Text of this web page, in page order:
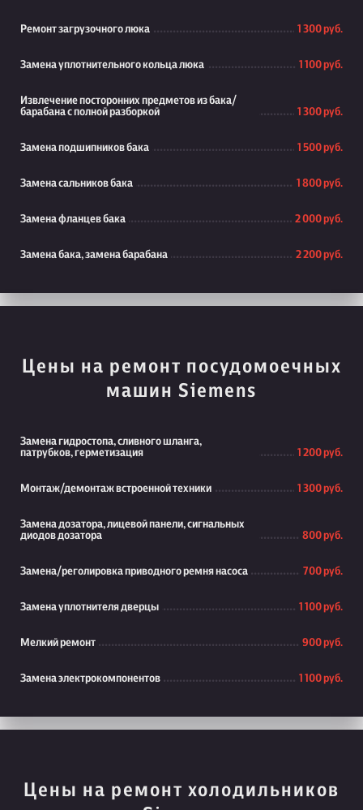
Ремонт загрузочного люка 1 300 руб.
Замена уплотнительного кольца люка 1 100 руб.
Извлечение посторонних предметов из бака/
барабана с полной разборкой
1 300 руб.
Замена подшипников бака 1 500 руб.
Замена сальников бака 1 800 руб.
Замена фланцев бака 2 000 руб.
Замена бака, замена барабана 2 200 руб.
Цены на ремонт посудомоечных
машин Siemens
Замена гидростопа, сливного шланга,
патрубков, герметизация
1 200 руб.
Монтаж/демонтаж встроенной техники 1 300 руб.
Замена дозатора, лицевой панели, сигнальных
диодов дозатора
800 руб.
Замена/реголировка приводного ремня насоса 700 руб.
Замена уплотнителя дверцы 1 100 руб.
Мелкий ремонт 900 руб.
Замена электрокомпонентов 1 100 руб.
Цены на ремонт холодильников